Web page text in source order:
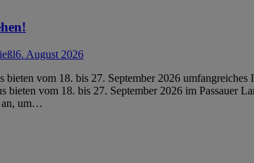
6. August 2026
bieten vom 18. bis 27. September 2026
bieten vom 18. bis 27. September 2026 im Passauer
an, um…